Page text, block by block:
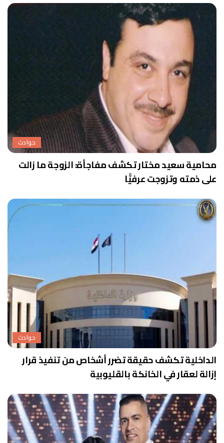
حوادث
محامية سعيد مختار تكشف مفاجأة: الزوجة ما زالت
على ذمته وتزوجت عرفيًّا
حوادث
الداخلية تكشف حقيقة تضرر أشخاص من تنفيذ قرار
إزالة لعقار في الخانكة بالقليوبية